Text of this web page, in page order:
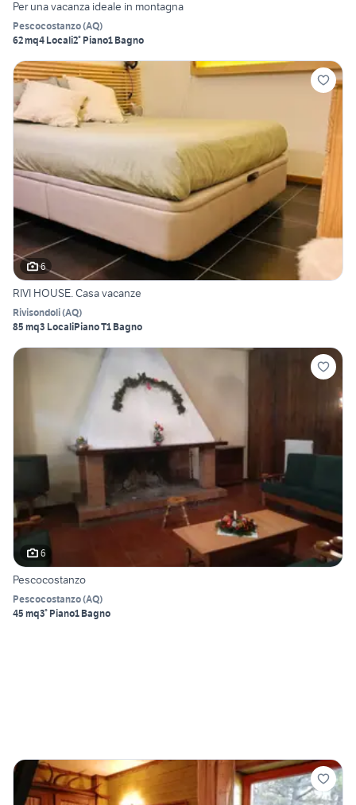
Per una vacanza ideale in montagna
Pescocostanzo(AQ)
62 mq4 Locali2° Piano1 Bagno
6
RIVI HOUSE. Casa vacanze
Rivisondoli(AQ)
85 mq3 LocaliPiano T1 Bagno
6
Pescocostanzo
Pescocostanzo(AQ)
45 mq3° Piano1 Bagno